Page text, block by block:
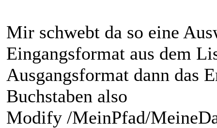
Mir schwebt da so eine
Eingangsformat aus dem
Ausgangsformat dann das
Buchstaben also
Modify /MeinPfad/